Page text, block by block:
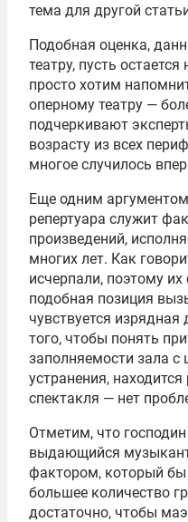
тема для другой
Подобная оценка,
театру, пусть
просто хотим
оперному театру —
подчеркивают
возрасту из всех
многое случилось
Еще одним
репертуара служит
произведений,
многих лет. Как
исчерпали, поэтому
подобная позиция
чувствуется
того, чтобы понять
заполняемости зала
устранения,
спектакля — нет
Отметим, что
выдающийся
фактором, который бы
большее количество
достаточно, чтобы